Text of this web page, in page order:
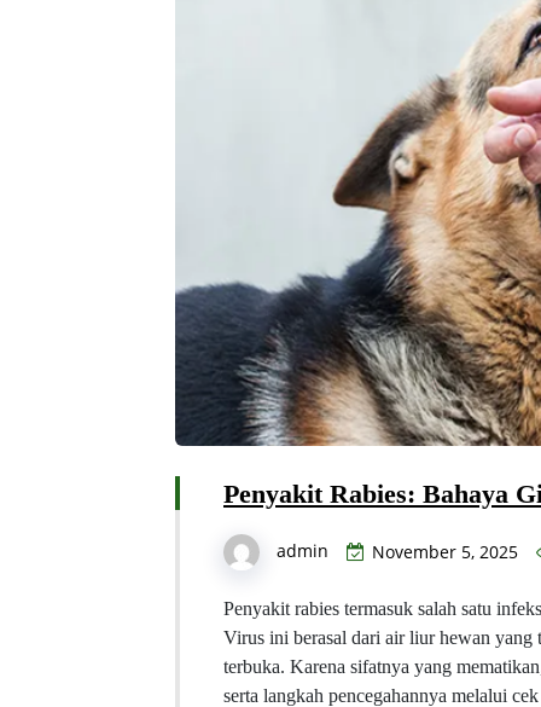
Penyakit Rabies: Bahaya
admin November 5, 2025
Penyakit rabies termasuk salah satu
Virus ini berasal dari air liur hewan
terbuka. Karena sifatnya yang
serta langkah pencegahannya melalui